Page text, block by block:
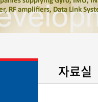
자료실